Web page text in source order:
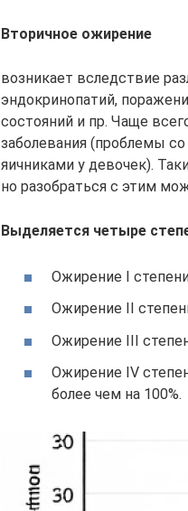
Вторичное ожирение
возникает вследствие
эндокринопатий,
состояний и пр. Чаще
заболевания (проблемы
яичниками у девочек).
но разобраться с этим
Выделяется четыре
Ожирение I
Ожирение II
Ожирение III
Ожирение IV
более чем на 100%.